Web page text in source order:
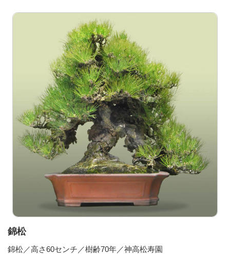
錦松
錦松／高さ60センチ／樹齢70年／神高松寿園